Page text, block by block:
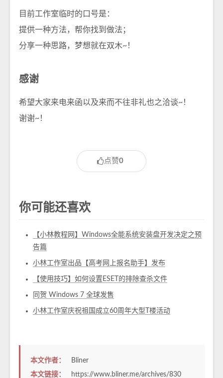
目前工作室临时的口号是：
提供一种方法，帮你找到做法；
分享一种思路，梦想就在双木~！
感谢
希望大家来电来函以及来而不往非礼也之洽谈~！
谢谢~！
点赞0
你可能还喜欢
【小林教程网】Windows全能系统安装盘开发决定之预
告篇
小林工作室出品【高考网上报名助手】发布
【使用技巧】如何设置ESET的排除查杀文件
同贺 Windows 7 全球发售
小林工作室庆祝祖国成立60周年大型T楼活动
本文作者：
Bliner
本文链接：
https://www.bliner.me/archives/830